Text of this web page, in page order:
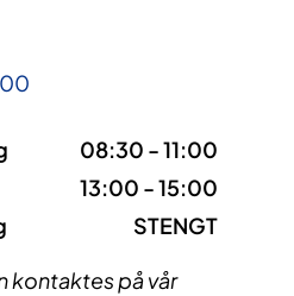
08:30 - 11:00
13:00 - 15:00
STENGT
kontaktes på vår